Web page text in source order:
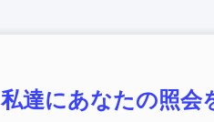
私達にあなたの照会